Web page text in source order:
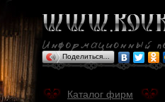
Поделиться…
Каталог фирм